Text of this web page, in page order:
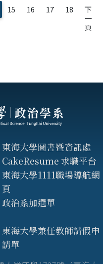
15 16 17 18
下
一
頁
東海大學圖書暨資訊處
CakeResume 求職平台
東海大學1111職場導航網
頁
政治系加選單
東海大學兼任教師請假申
請單